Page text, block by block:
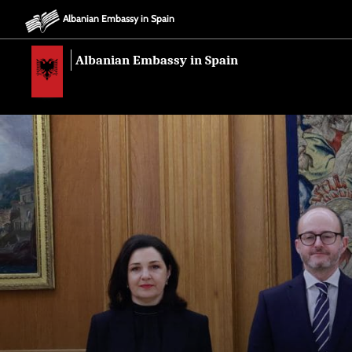
Albanian Embassy in Spain
Albanian Embassy in Spain